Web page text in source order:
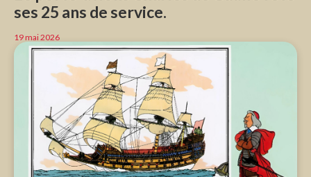
ses 25 ans de service.
19 mai 2026